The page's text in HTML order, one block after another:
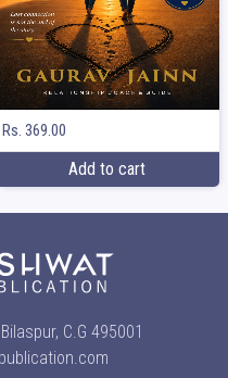
Rs. 369.00
Add to cart
C.G 495001